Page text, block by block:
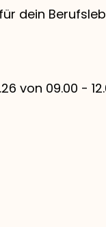
dein
von 09.00 -